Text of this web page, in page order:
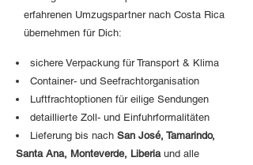
erfahrenen Umzugspartner nach Costa Rica
übernehmen für Dich:
sichere Verpackung für Transport & Klima
Container- und Seefrachtorganisation
Luftfrachtoptionen für eilige Sendungen
detaillierte Zoll- und Einfuhrformalitäten
Lieferung bis nach San José, Tamarindo,
Santa Ana, Monteverde, Liberiaund alle